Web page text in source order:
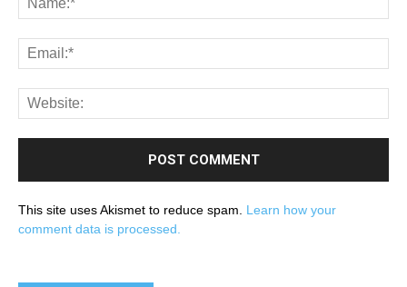
This site uses Akismet to reduce spam. Learn how your
comment data is processed.